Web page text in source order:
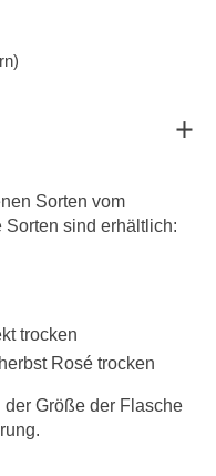
Sorten vom
Sorten sind erhältlich:
trocken
Rosé trocken
der Größe der Flasche